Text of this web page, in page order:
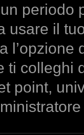
periodo
usare il
ti colleghi
point,